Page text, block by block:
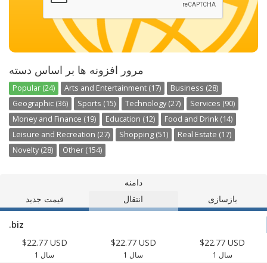
مرور افزونه ها بر اساس دسته
Popular (24) Arts and Entertainment (17)
Business (28)
Geographic (36)
Sports (15) Technology (27)
Services (90)
Money and Finance (19)
Education (12)
Food and Drink (14)
Leisure and Recreation (27)
Shopping (51)
Real Estate (17)
Novelty (28)
Other (154)
دامنه
قیمت جدید
انتقال بازسازی
.biz
$22.77 USD
1 سال
$22.77 USD
1 سال
$22.77 USD
1 سال